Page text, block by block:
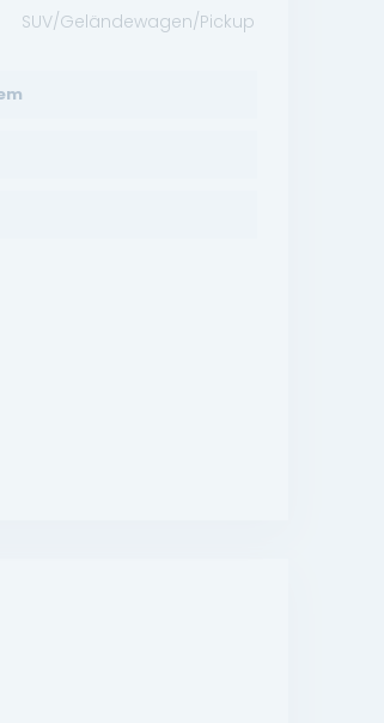
SUV/Geländewagen/Pickup